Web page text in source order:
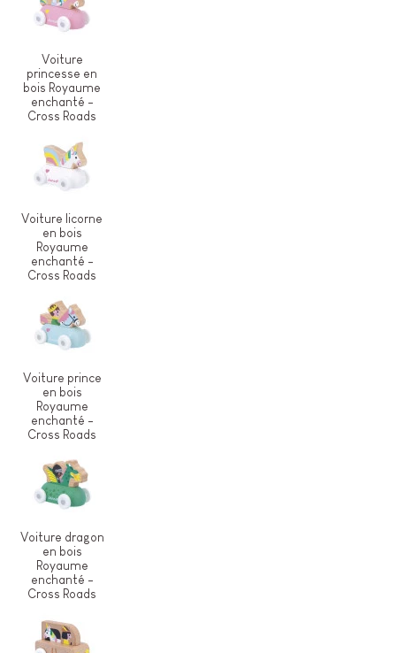
Voiture
princesse en
bois Royaume
enchanté -
Cross Roads
Voiture licorne
en bois
Royaume
enchanté -
Cross Roads
Voiture prince
en bois
Royaume
enchanté -
Cross Roads
Voiture dragon
en bois
Royaume
enchanté -
Cross Roads